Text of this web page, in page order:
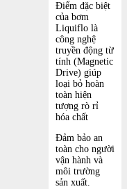
Điểm đặc biệt
của bơm
Liquiflo là
công nghệ
truyền động từ
tính (Magnetic
Drive) giúp
loại bỏ hoàn
toàn hiện
tượng rò rỉ
hóa chất
Đảm bảo an
toàn cho người
vận hành và
môi trường
sản xuất.